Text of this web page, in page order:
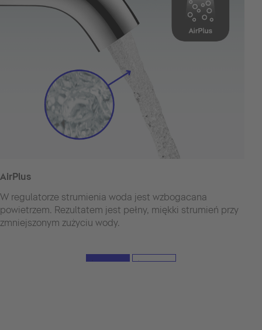
AirPlus
W regulatorze strumienia woda jest wzbogacana
powietrzem. Rezultatem jest pełny, miękki strumień przy
zmniejszonym zużyciu wody.